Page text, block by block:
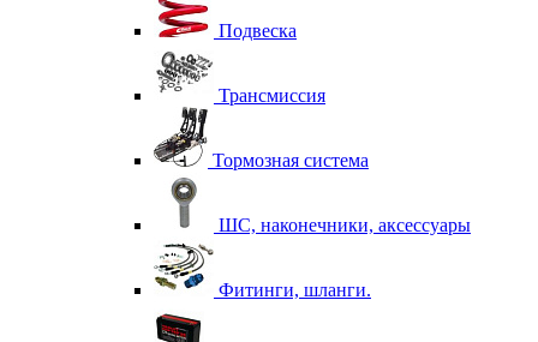
Подвеска
Трансмиссия
Тормозная система
ШС, наконечники, аксессуары
Фитинги, шланги.